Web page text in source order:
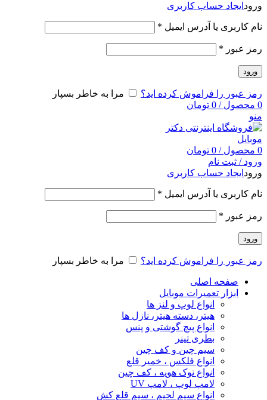
ورود ایجاد حساب کاربری
نام کاربری یا آدرس ایمیل *
رمز عبور *
ورود
رمز عبور را فراموش کرده اید؟
مرا به خاطر بسپار
0 محصول /
0 تومان
منو
0 محصول /
0 تومان
ورود / ثبت نام
ورود ایجاد حساب کاربری
نام کاربری یا آدرس ایمیل *
رمز عبور *
ورود
رمز عبور را فراموش کرده اید؟ مرا به خاطر بسپار
صفحه اصلی
ابزار تعمیرات موبایل
انواع لوپ و لنز ها
هیتر، دسته هیتر، نازل ها
انواع پیچ‌ گوشتی و پنس
بطری تینر
سیم چین و کف چین
انواع فلکس ، خمیر قلع
انواع نوک هویه ، کف چین
لامپ لوپ ، لامپ UV
انواع سیم لحیم ، سیم قلع کش